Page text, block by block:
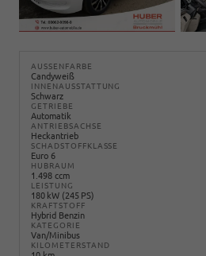
AUSSENFARBE
Candyweiß
INNENAUSSTATTUNG
Schwarz
GETRIEBE
Automatik
ANTRIEBSACHSE
Heckantrieb
SCHADSTOFFKLASSE
Euro 6
HUBRAUM
1.498 ccm
LEISTUNG
180 kW (245 PS)
KRAFTSTOFF
Hybrid Benzin
KATEGORIE
Van/Minibus
KILOMETERSTAND